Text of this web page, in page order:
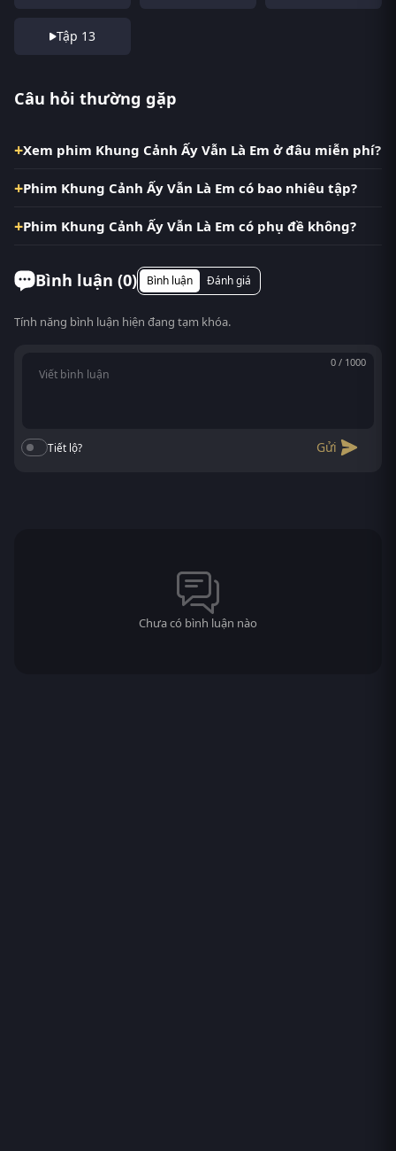
Tập 13
Câu hỏi thường gặp
Xem phim Khung Cảnh Ấy Vẫn Là Em ở đâu miễn phí?
Phim Khung Cảnh Ấy Vẫn Là Em có bao nhiêu tập?
Phim Khung Cảnh Ấy Vẫn Là Em có phụ đề không?
Bình luận (0) Bình luận Đánh giá
Tính năng bình luận hiện đang tạm khóa.
0 / 1000
Tiết lộ? Gửi
Chưa có bình luận nào